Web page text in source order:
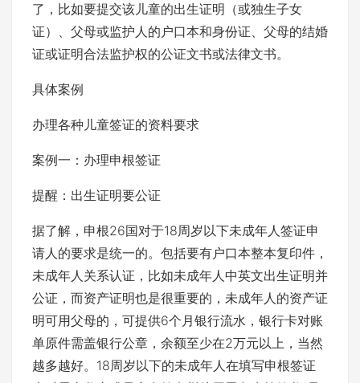
了，比如要提交该儿童的出生证明（或独生子女
证）、父母或监护人的户口本和身份证、父母的结婚
证或证明合法监护权的公证文书或法律文书。
具体案例
办理各种儿童签证的资料要求
案例一：办理申根签证
提醒：出生证明要公证
据了解，申根26国对于18周岁以下未成年人签证申
请人的要求是统一的。包括要有户口本整本复印件，
未成年人关系认证，比如未成年人中英文出生证明并
公证，而资产证明也是很重要的，未成年人的资产证
明可用父母的，可提供6个月银行流水，银行卡对账
单原件需盖银行公章，余额至少在2万元以上，当然
越多越好。18周岁以下的未成年人在填写申根签证